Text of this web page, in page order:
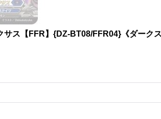
ス【FFR】{DZ-BT08/FFR04}《ダークス